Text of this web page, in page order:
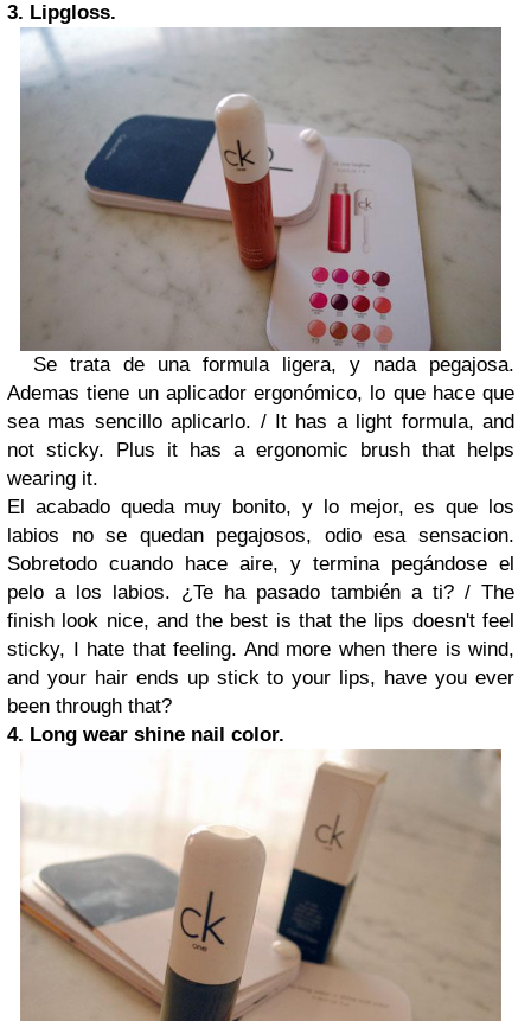
3. Lipgloss.
Se trata de una formula ligera, y nada pegajosa.
Ademas tiene un aplicador ergonómico, lo que hace que
sea mas sencillo aplicarlo. /
It has a light formula, and
not sticky. Plus it has a ergonomic brush that helps
wearing it.
El acabado queda muy bonito, y lo mejor, es que los
labios no se quedan pegajosos, odio esa sensacion.
Sobretodo cuando hace aire, y termina pegándose el
pelo a los labios. ¿Te ha pasado también a ti? / The
finish look nice, and the best is that the lips doesn't feel
sticky, I hate that feeling. And more when there is wind,
and your hair ends up stick to your lips, have you ever
been through that?
4. Long wear shine nail color.